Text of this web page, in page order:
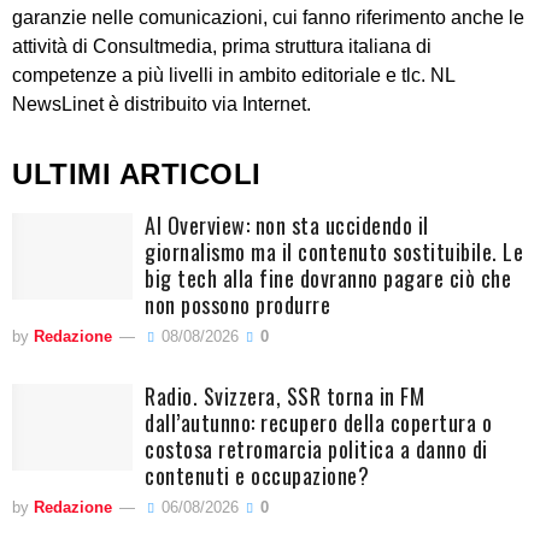
garanzie nelle comunicazioni, cui fanno riferimento anche le
attività di Consultmedia, prima struttura italiana di
competenze a più livelli in ambito editoriale e tlc. NL
NewsLinet è distribuito via Internet.
ULTIMI ARTICOLI
AI Overview: non sta uccidendo il
giornalismo ma il contenuto sostituibile. Le
big tech alla fine dovranno pagare ciò che
non possono produrre
by Redazione 08/08/2026 0
Radio. Svizzera, SSR torna in FM
dall’autunno: recupero della copertura o
costosa retromarcia politica a danno di
contenuti e occupazione?
by Redazione 06/08/2026 0